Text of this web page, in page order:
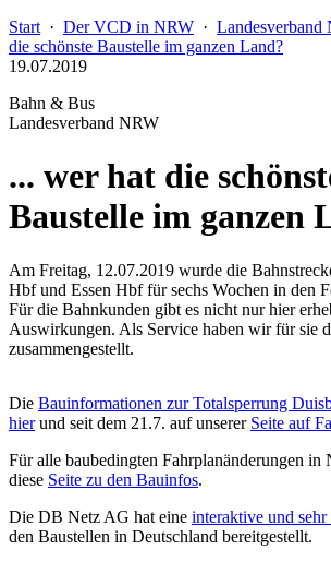
Start · Der VCD in NRW · Landesverband
die schönste Baustelle im ganzen Land?
19.07.2019
Bahn & Bus
Landesverband NRW
... wer hat die
Baustelle im ganzen
Am Freitag, 12.07.2019 wurde die
Hbf und Essen Hbf für sechs Wochen in den
Für die Bahnkunden gibt es nicht nur hier
Auswirkungen. Als Service haben wir für sie
zusammengestellt.
Die Bauinformationen zur Totalsperrung
hierund seit dem 21.7. auf unserer Seite auf
Für alle baubedingten Fahrplanänderungen
diese Seite zu den Bauinfos.
Die DB Netz AG hat eine interaktive und
den Baustellen in Deutschland bereitgestellt.